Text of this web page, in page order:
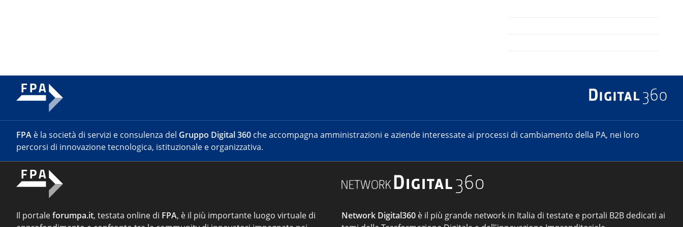
FPA è la società di servizi e consulenza del Gruppo Digital 360 che accompagna amministrazioni e aziende interessate ai processi di cambiamento della PA, nei loro
percorsi di innovazione tecnologica, istituzionale e organizzativa.
Il portaleforumpa.it, testata online di FPA, è il più importante luogo virtuale di
Network Digital360 è il più grande network in Italia di testate e portali B2B dedicati ai